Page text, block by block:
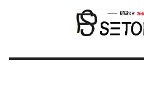
सेतोप्रेस मेनु